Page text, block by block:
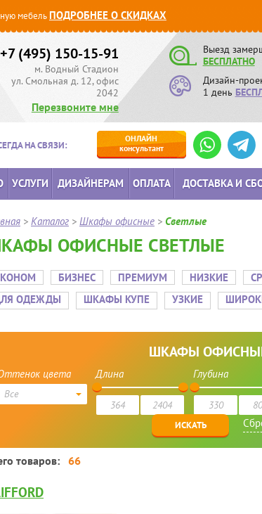
мебельПОДРОБНЕЕ О СКИДКАХ
+7 (495) 150-15-91
м. Водный Стадион
ул. Смольная д. 12, офис
2042
Перезвоните мне
Выезд
БЕСПЛАТНО
Дизайн-
1 день
НА СВЯЗИ:
ОНЛАЙН
консультант
УСЛУГИ ДИЗАЙНЕРАМ ОПЛАТА ДОСТАВКА И
> Каталог > Шкафы офисные > Светлые
ОФИСНЫЕ СВЕТЛЫЕ
БИЗНЕС ПРЕМИУМ НИЗКИЕ
ОДЕЖДЫ
ШКАФЫ КУПЕ УЗКИЕ
ШКАФЫ
цвета
Все
Длина Глубина
товаров: 66